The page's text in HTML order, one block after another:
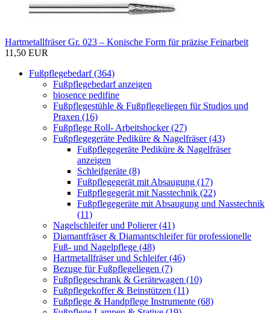
Hartmetallfräser Gr. 023 – Konische Form für präzise Feinarbeit
11,50 EUR
Fußpflegebedarf (364)
Fußpflegebedarf anzeigen
biosence pedifine
Fußpflegestühle & Fußpflegeliegen für Studios und
Praxen (16)
Fußpflege Roll- Arbeitshocker (27)
Fußpflegegeräte Pediküre & Nagelfräser (43)
Fußpflegegeräte Pediküre & Nagelfräser
anzeigen
Schleifgeräte (8)
Fußpflegegerät mit Absaugung (17)
Fußpflegegerät mit Nasstechnik (22)
Fußpflegegeräte mit Absaugung und Nasstechnik
(11)
Nagelschleifer und Polierer (41)
Diamantfräser & Diamantschleifer für professionelle
Fuß- und Nagelpflege (48)
Hartmetallfräser und Schleifer (46)
Bezuge für Fußpflegeliegen (7)
Fußpflegeschrank & Gerätewagen (10)
Fußpflegekoffer & Beinstützen (11)
Fußpflege & Handpflege Instrumente (68)